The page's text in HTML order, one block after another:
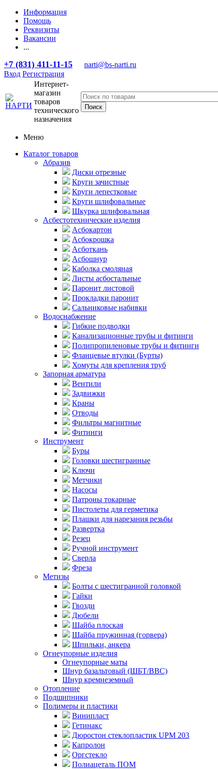
Информация
Помощь
Реквизиты
Вакансии
...
+7 (831) 411-11-15
narti@bs-narti.ru
Вход Регистрация
Интернет-
магазин
товаров
технического
назначения
Меню
Каталог товаров
Абразив
Диски отрезные
Круги зачистные
Круги лепестковые
Круги шлифовальные
Шкурка шлифовальная
Асбестотехнические изделия
Асбокартон
Асбокрошка
Асботкань
Асбошнур
Каболка смоляная
Листы асбостальные
Паронит листовой
Прокладки паронит
Сальниковые набивки
Водоснабжение
Гибкие подводки
Канализационные трубы и фитинги
Полипропиленовые трубы и фитинги
Фланцевые втулки (Бурты)
Хомуты для крепления труб
Запорная арматура
Вентили
Задвижки
Краны
Отводы
Фильтры магнитные
Фитинги
Инструмент
Буры
Головки шестигранные
Ключи
Метчики
Насосы
Патроны токарные
Пистолеты для герметика
Плашки для нарезания резьбы
Развертка
Резец
Ручной инструмент
Сверла
Фреза
Метизы
Болты с шестигранной головкой
Гайки
Гвозди
Дюбели
Шайба плоская
Шайба пружинная (горвера)
Шпильки, анкера
Огнеупорные изделия
Огнеупорные маты
Шнур базальтовый (ШБТ/ВВС)
Шнур кремнеземный
Отопление
Подшипники
Полимеры и пластики
Винипласт
Гетинакс
Дюростон стеклопластик UPM 203
Капролон
Оргстекло
Полиацеталь ПОМ